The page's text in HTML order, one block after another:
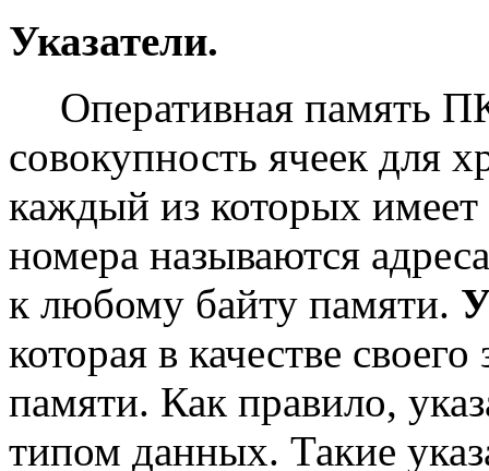
Указатели.
Оперативная память
совокупность ячеек для
каждый из которых
номера называются
к любому байту памяти.
которая в качестве
памяти. Как правило,
типом данных. Такие